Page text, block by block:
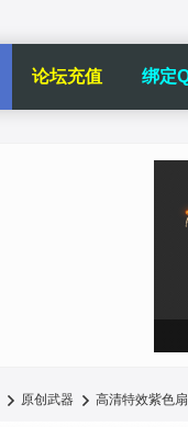
论坛充值 绑定
原创武器 高清特效紫色